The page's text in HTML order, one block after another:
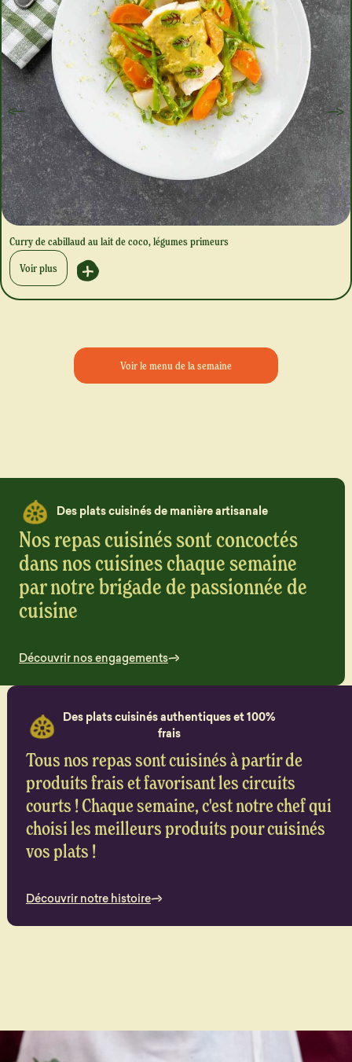
Curry de cabillaud au lait de coco, légumes primeurs
Voir plus
Voir le menu de la semaine
Des plats cuisinés de manière artisanale
Nos repas cuisinés sont concoctés
dans nos cuisines chaque semaine
par notre brigade de passionnée de
cuisine
Découvrir nos engagements
Des plats cuisinés authentiques et 100%
frais
Tous nos repas sont cuisinés à partir de
produits frais et favorisant les circuits
courts ! Chaque semaine, c'est notre chef qui
choisi les meilleurs produits pour cuisinés
vos plats !
Découvrir notre histoire